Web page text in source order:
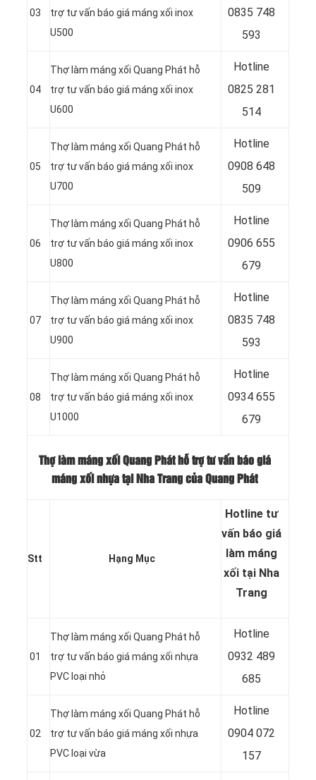
03
trợ tư vấn báo giá máng xối inox
U500
0835 748
593
04
Thợ làm máng xối Quang Phát hỗ
trợ tư vấn báo giá máng xối inox
U600
Hotline
0825 281
514
05
Thợ làm máng xối Quang Phát hỗ
trợ tư vấn báo giá máng xối inox
U700
Hotline
0908 648
509
06
Thợ làm máng xối Quang Phát hỗ
trợ tư vấn báo giá máng xối inox
U800
Hotline
0906 655
679
07
Thợ làm máng xối Quang Phát hỗ
trợ tư vấn báo giá máng xối inox
U900
Hotline
0835 748
593
08
Thợ làm máng xối Quang Phát hỗ
trợ tư vấn báo giá máng xối inox
U1000
Hotline
0934 655
679
Thợ làm máng xối Quang Phát hỗ trợ tư vấn báo giá
máng xối nhựa tại Nha Trang của Quang Phát
Stt Hạng Mục
Hotline tư
vấn báo giá
làm máng
xối tại Nha
Trang
01
Thợ làm máng xối Quang Phát hỗ
trợ tư vấn báo giá máng xối nhựa
PVC loại nhỏ
Hotline
0932 489
685
02
Thợ làm máng xối Quang Phát hỗ
trợ tư vấn báo giá máng xối nhựa
PVC loại vừa
Hotline
0904 072
157